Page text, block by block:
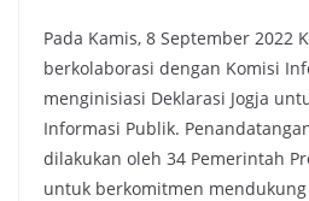
Pada Kamis, 8 September 2022
berkolaborasi dengan Komisi
menginisiasi Deklarasi Jogja
Informasi Publik.
dilakukan oleh 34 Pemerintah
untuk berkomitmen